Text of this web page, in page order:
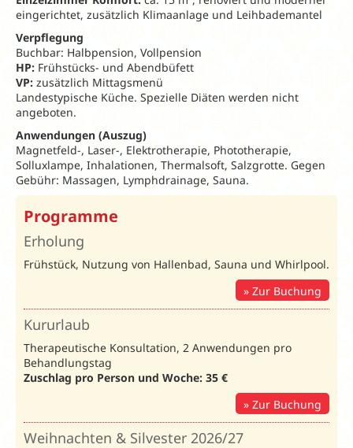
eingerichtet, zusätzlich Klimaanlage und Leihbademantel
Verpflegung
Buchbar: Halbpension, Vollpension
HP: Frühstücks- und Abendbüfett
VP: zusätzlich Mittagsmenü
Landestypische Küche. Spezielle Diäten werden nicht
angeboten.
Anwendungen (Auszug)
Magnetfeld-, Laser-, Elektrotherapie, Phototherapie,
Solluxlampe, Inhalationen, Thermalsoft, Salzgrotte. Gegen
Gebühr: Massagen, Lymphdrainage, Sauna.
Programme
Erholung
Frühstück, Nutzung von Hallenbad, Sauna und Whirlpool.
Zur Buchung
Kururlaub
Therapeutische Konsultation, 2 Anwendungen pro
Behandlungstag
Zuschlag pro Person und Woche: 35 €
Zur Buchung
Weihnachten & Silvester 2026/27
Spartipp 2026
Erholung
Weihnachten &
Silvester 2026/27
Bei Buchung bis
zum 17.08.26
ab 14
ab 6
Übernachtungen: